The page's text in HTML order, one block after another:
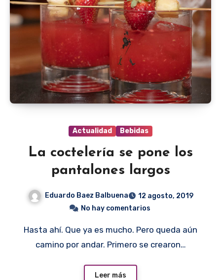
Actualidad Bebidas
La coctelería se pone los
pantalones largos
Eduardo Baez Balbuena
12 agosto, 2019
No hay comentarios
Hasta ahí. Que ya es mucho. Pero queda aún
camino por andar. Primero se crearon…
Leer más